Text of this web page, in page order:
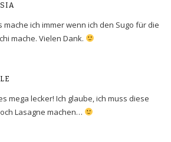
mache ich immer wenn ich den Sugo für die
mache. Vielen Dank.
mega lecker! Ich glaube, ich muss diese
Lasagne machen…